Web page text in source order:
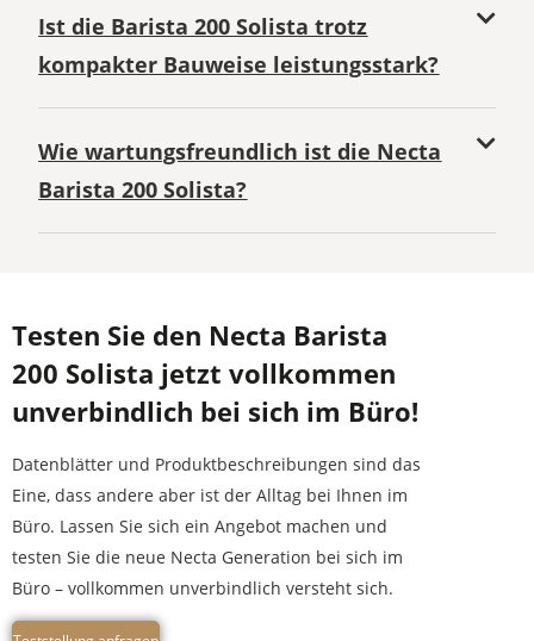
Ist die Barista 200 Solista trotz
kompakter Bauweise leistungsstark?
Wie wartungsfreundlich ist die Necta
Barista 200 Solista?
Testen Sie den Necta Barista
200 Solista jetzt vollkommen
unverbindlich bei sich im Büro!
Datenblätter und Produktbeschreibungen sind das
Eine, dass andere aber ist der Alltag bei Ihnen im
Büro. Lassen Sie sich ein Angebot machen und
testen Sie die neue Necta Generation bei sich im
Büro – vollkommen unverbindlich versteht sich.